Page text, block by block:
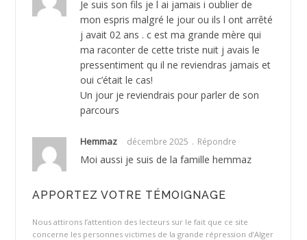
Je suis son fils je l ai jamais i oublier de
mon espris malgré le jour ou ils l ont arrêté
j avait 02 ans . c est ma grande mère qui
ma raconter de cette triste nuit j avais le
pressentiment qu il ne reviendras jamais et
oui c’était le cas!
Un jour je reviendrais pour parler de son
parcours
Hemmaz décembre 2025 Répondre
Moi aussi je suis de la famille hemmaz
APPORTEZ VOTRE TÉMOIGNAGE
Nous attirons l’attention des lecteurs sur le fait que ce site
concerne les personnes victimes de la grande répression d’Alger